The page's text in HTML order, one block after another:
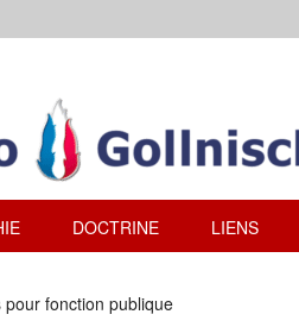
DOCTRINE LIENS
pour fonction publique